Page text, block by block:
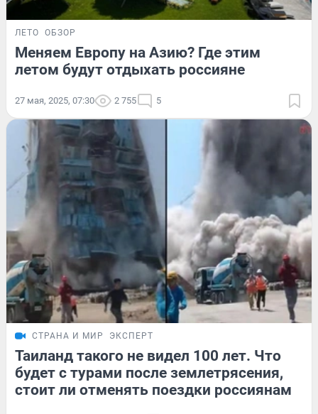
ЛЕТО ОБЗОР
Меняем Европу на Азию? Где этим
летом будут отдыхать россияне
27 мая, 2025, 07:30 2 755 5
СТРАНА И МИР ЭКСПЕРТ
Таиланд такого не видел 100 лет. Что
будет с турами после землетрясения,
стоит ли отменять поездки россиянам